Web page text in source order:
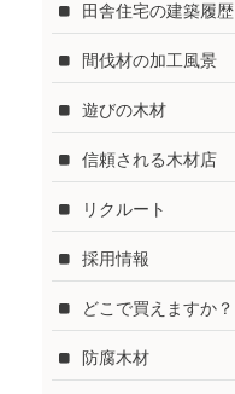
田舎住宅の建築履歴
間伐材の加工風景
遊びの木材
信頼される木材店
リクルート
採用情報
どこで買えますか？
防腐木材